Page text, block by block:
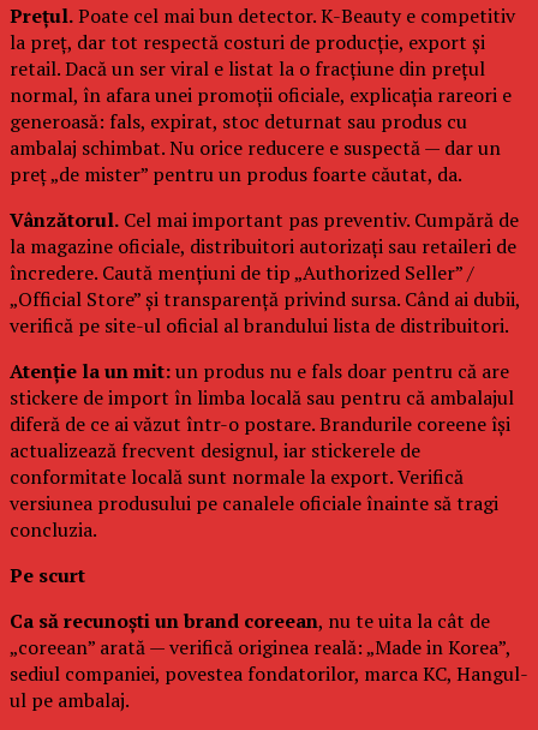
Prețul.Poate cel mai bun detector. K-Beauty e competitiv
la preț, dar tot respectă costuri de producție, export și
retail. Dacă un ser viral e listat la o fracțiune din prețul
normal, în afara unei promoții oficiale, explicația rareori e
generoasă: fals, expirat, stoc deturnat sau produs cu
ambalaj schimbat. Nu orice reducere e suspectă — dar un
preț „de mister” pentru un produs foarte căutat, da.
Vânzătorul. Cel mai important pas preventiv. Cumpără de
la magazine oficiale, distribuitori autorizați sau retaileri de
încredere. Caută mențiuni de tip „Authorized Seller” /
„Official Store” și transparență privind sursa. Când ai dubii,
verifică pe site-ul oficial al brandului lista de distribuitori.
Atenție la un mit:un produs nu e fals doar pentru că are
stickere de import în limba locală sau pentru că ambalajul
diferă de ce ai văzut într-o postare. Brandurile coreene își
actualizează frecvent designul, iar stickerele de
conformitate locală sunt normale la export. Verifică
versiunea produsului pe canalele oficiale înainte să tragi
concluzia.
Pe scurt
Ca să recunoști un brand coreean, nu te uita la cât de
„coreean” arată — verifică originea reală: „Made in Korea”,
sediul companiei, povestea fondatorilor, marca KC, Hangul-
ul pe ambalaj.